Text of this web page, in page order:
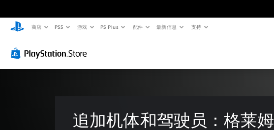
商店 PS5 游戏 PS Plus 配件 最新信息 支持
追加机体和驾驶员：格莱姆